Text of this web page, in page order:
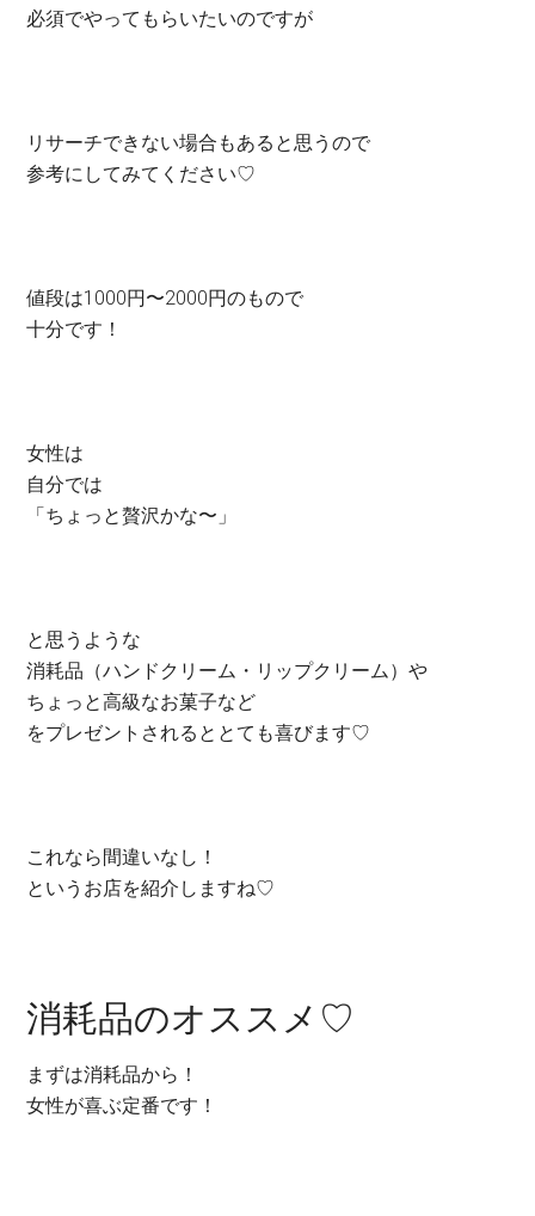
必須でやってもらいたいのですが
リサーチできない場合もあると思うので
参考にしてみてください♡
値段は1000円〜2000円のもので
十分です！
女性は
自分では
「ちょっと贅沢かな〜」
と思うような
消耗品（ハンドクリーム・リップクリーム）や
ちょっと高級なお菓子など
をプレゼントされるととても喜びます♡
これなら間違いなし！
というお店を紹介しますね♡
消耗品のオススメ♡
まずは消耗品から！
女性が喜ぶ定番です！